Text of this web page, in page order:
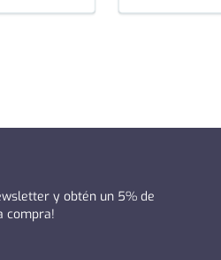
y obtén un 5% de
compra!